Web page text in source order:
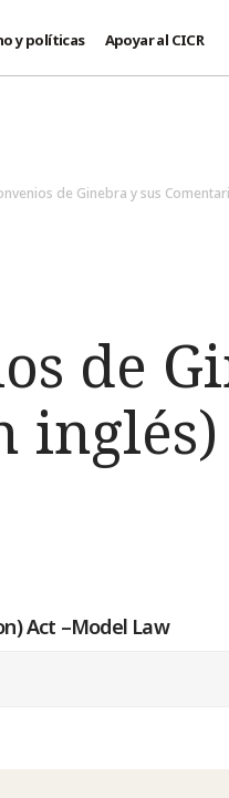
y políticas Apoyar al CICR
de Ginebra y sus
de
inglés)
Act –Model Law